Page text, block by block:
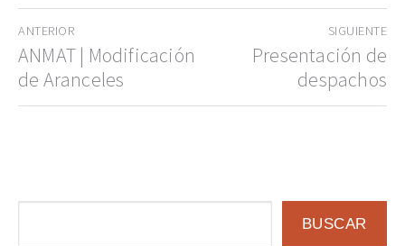
Navegación
de
entradas
ANTERIOR
Entrada
anterior:
ANMAT | Modificación
de Aranceles
SIGUIENTE
Entrada
siguiente:
Presentación de
despachos
BUSCAR